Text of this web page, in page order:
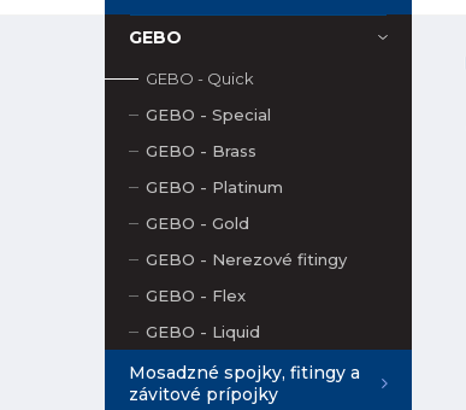
GEBO
GEBO - Quick
GEBO - Special
GEBO - Brass
GEBO - Platinum
GEBO - Gold
GEBO - Nerezové fitingy
GEBO - Flex
GEBO - Liquid
Mosadzné spojky, fitingy a
závitové prípojky